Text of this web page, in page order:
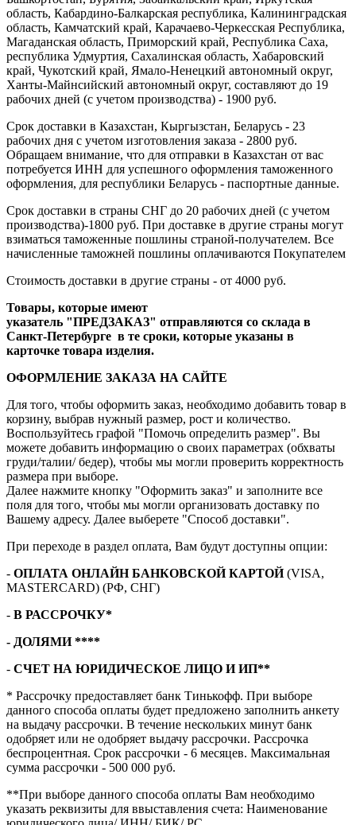
область, Кабардино-Балкарская республика, Калининградская
область, Камчатский край, Карачаево-Черкесская Республика,
Магаданская область, Приморский край, Республика Саха,
республика Удмуртия, Сахалинская область, Хабаровский
край, Чукотский край, Ямало-Ненецкий автономный округ,
Ханты-Майнсийский автономный округ, составляют до 19
рабочих дней (с учетом производства) - 1900 руб.
Срок доставки в Казахстан, Кыргызстан, Беларусь - 23
рабочих дня с учетом изготовления заказа - 2800 руб.
Обращаем внимание, что для отправки в Казахстан от вас
потребуется ИНН для успешного оформления таможенного
оформления, для республики Беларусь - паспортные данные.
Срок доставки в страны СНГ до 20 рабочих дней (с учетом
производства)-1800 руб. При доставке в другие страны могут
взиматься таможенные пошлины страной-получателем. Все
начисленные таможней пошлины оплачиваются Покупателем
Стоимость доставки в другие страны - от 4000 руб.
Товары, которые имеют
указатель "ПРЕДЗАКАЗ" отправляются со склада в
Санкт-Петербурге в те сроки, которые указаны в
карточке товара изделия.
ОФОРМЛЕНИЕ ЗАКАЗА НА САЙТЕ
Для того, чтобы оформить заказ, необходимо добавить товар в
корзину, выбрав нужный размер, рост и количество.
Воспользуйтесь графой "Помочь определить размер". Вы
можете добавить информацию о своих параметрах (обхваты
груди/талии/ бедер), чтобы мы могли проверить корректность
размера при выборе.
Далее нажмите кнопку "Оформить заказ" и заполните все
поля для того, чтобы мы могли организовать доставку по
Вашему адресу. Далее выберете "Способ доставки".
При переходе в раздел оплата, Вам будут доступны опции:
- ОПЛАТА ОНЛАЙН БАНКОВСКОЙ КАРТОЙ(VISA,
MASTERCARD) (РФ, СНГ)
- В РАССРОЧКУ*
- ДОЛЯМИ ****
- СЧЕТ НА ЮРИДИЧЕСКОЕ ЛИЦО И ИП**
* Рассрочку предоставляет банк Тинькофф. При выборе
данного способа оплаты будет предложено заполнить анкету
на выдачу рассрочки. В течение нескольких минут банк
одобряет или не одобряет выдачу рассрочки. Рассрочка
беспроцентная. Срок рассрочки - 6 месяцев. Максимальная
сумма рассрочки - 500 000 руб.
**При выборе данного способа оплаты Вам необходимо
указать реквизиты для ввыставления счета: Наименование